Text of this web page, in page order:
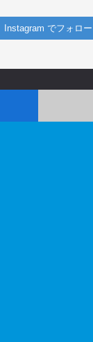
Instagram でフォロー